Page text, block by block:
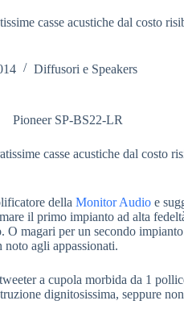
casse acustiche dal costo
Diffusori e Speakers
casse acustiche dal costo
della Monitor Audio e
il primo impianto ad alta
O magari per un secondo
agli appassionati.
a cupola morbida da 1
dignitosissima, seppure